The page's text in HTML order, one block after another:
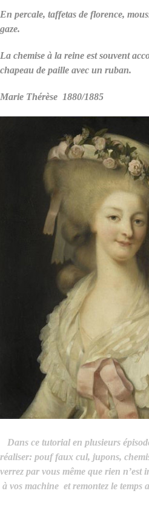
En percale, taffetas de florence,
gaze.
La chemise à la reine est souvent
chapeau de paille avec un ruban.
Marie Thérèse 1880/1885
Dans ce tutorial en plusieurs
réaliser: pouf faux cul, jupons,
verrez par vous même que rien
à vos machine et remontez le temps